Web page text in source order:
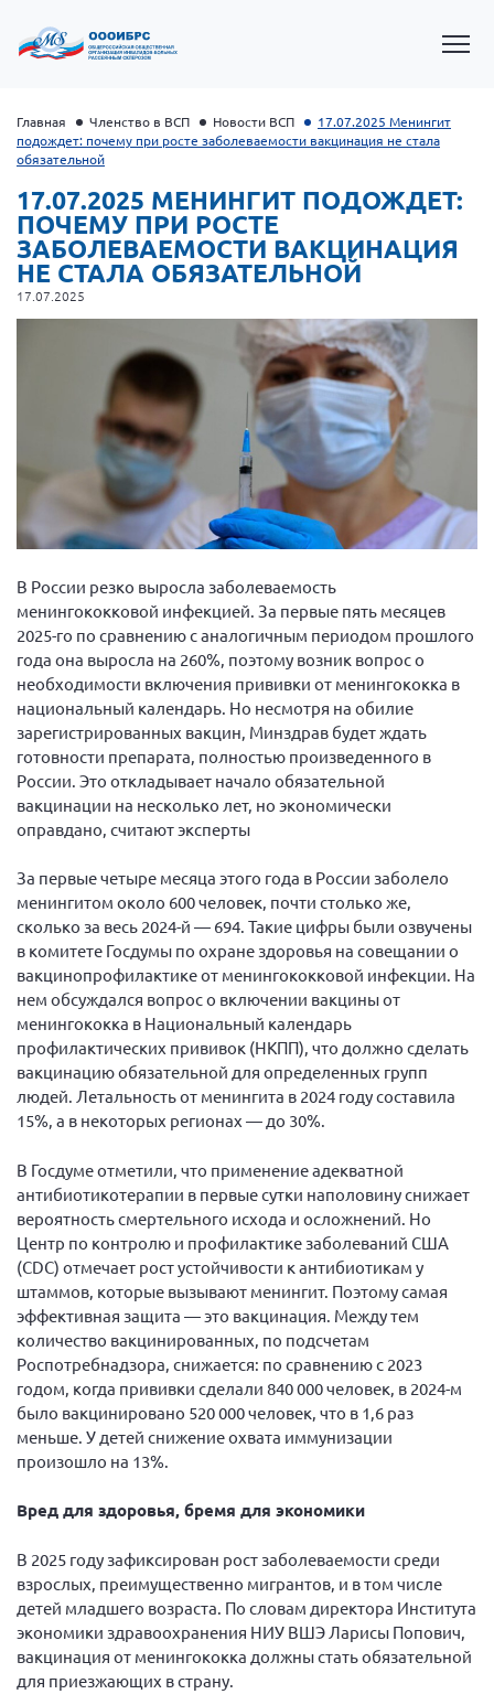
Президент Власов Я.В.
Первый вице-президент Кичигина Н. Ф.
Генеральный директор Матвиевская О.В.
Вице-президент Зрячева Н.В.
Вице-президент Шишлянников Ф.В.
Информационная служба
Отдел международных отношений
Вице-президент Черненко Д.Е.
Вице-президент Валюх М.В.
Вице-президент Чернова А.В.
Вице-президент Цикорин И.В.
Вице-президент Груба Л.В.
Главный бухгалтер Жаворонкова Г.М.
Конференция ОООИБРС 2026
Экспертный совет ОООИБРС 2025
Конференция ОООИБРС 2024
Конференция ОООИБРС 2023
Конференция ОООИБРС 2022
Конференция ОООИБРС 2021
Конференция ВСЭ 2021
Конференция ОООИБРС 2020
Документы съездов
Первый съезд
Второй съезд
Третий съезд
Четвертый съезд
Пятый съезд
Шестой съезд
ОФ «Фонд содействия больным рассеянным
склерозом»
Новости: Казахстан
Нормативно-правовые документы
Методическая литература для НКО
Публичные отчеты
Исследования, аналитика, мнения
Всероссийская онлайн конференция
"Рассеянный склероз. XX лет работы
ОООИБРС" (25-29.08.2020)
Главная Членство в ВСП Новости ВСП
17.07.2025 Менингит
подождет: почему при росте заболеваемости вакцинация не стала
обязательной
17.07.2025 МЕНИНГИТ ПОДОЖДЕТ:
ПОЧЕМУ ПРИ РОСТЕ
ЗАБОЛЕВАЕМОСТИ ВАКЦИНАЦИЯ
НЕ СТАЛА ОБЯЗАТЕЛЬНОЙ
17.07.2025
В России резко выросла заболеваемость
менингококковой инфекцией. За первые пять месяцев
2025-го по сравнению с аналогичным периодом прошлого
года она выросла на 260%, поэтому возник вопрос о
необходимости включения прививки от менингококка в
национальный календарь. Но несмотря на обилие
зарегистрированных вакцин, Минздрав будет ждать
готовности препарата, полностью произведенного в
России. Это откладывает начало обязательной
вакцинации на несколько лет, но экономически
оправдано, считают эксперты
За первые четыре месяца этого года в России заболело
менингитом около 600 человек, почти столько же,
сколько за весь 2024-й — 694. Такие цифры были озвучены
в комитете Госдумы по охране здоровья на совещании о
вакцинопрофилактике от менингококковой инфекции. На
нем обсуждался вопрос о включении вакцины от
менингококка в Национальный календарь
профилактических прививок (НКПП), что должно сделать
вакцинацию обязательной для определенных групп
людей. Летальность от менингита в 2024 году составила
15%, а в некоторых регионах — до 30%.
В Госдуме отметили, что применение адекватной
антибиотикотерапии в первые сутки наполовину снижает
вероятность смертельного исхода и осложнений. Но
Центр по контролю и профилактике заболеваний США
(CDC) отмечает рост устойчивости к антибиотикам у
штаммов, которые вызывают менингит. Поэтому самая
эффективная защита — это вакцинация. Между тем
количество вакцинированных, по подсчетам
Роспотребнадзора, снижается: по сравнению с 2023
годом, когда прививки сделали 840 000 человек, в 2024-м
было вакцинировано 520 000 человек, что в 1,6 раз
меньше. У детей снижение охвата иммунизации
произошло на 13%.
Вред для здоровья, бремя для экономики
В 2025 году зафиксирован рост заболеваемости среди
взрослых, преимущественно мигрантов, и в том числе
детей младшего возраста. По словам директора Института
экономики здравоохранения НИУ ВШЭ Ларисы Попович,
вакцинация от менингококка должны стать обязательной
для приезжающих в страну.